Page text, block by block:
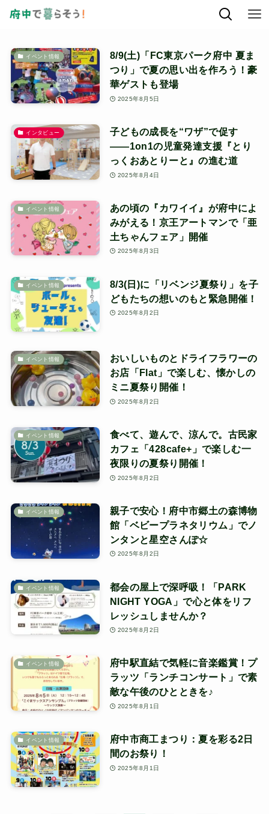
イベント情報
8/9(土)「FC東京パーク府中 夏ま
つり」で夏の思い出を作ろう！豪
華ゲストも登場
2025年8月5日
インタビュー
子どもの成長を“ワザ”で促す
――1on1の児童発達支援『とり
っくおあとりーと』の進む道
2025年8月4日
イベント情報
あの頃の『カワイイ』が府中によ
みがえる！京王アートマンで「亜
土ちゃんフェア」開催
2025年8月3日
イベント情報
8/3(日)に「リベンジ夏祭り」を子
どもたちの想いのもと緊急開催！
2025年8月2日
イベント情報
おいしいものとドライフラワーの
お店「Flat」で楽しむ、懐かしの
ミニ夏祭り開催！
2025年8月2日
イベント情報
食べて、遊んで、涼んで。古民家
カフェ「428cafe+」で楽しむ一
夜限りの夏祭り開催！
2025年8月2日
イベント情報
親子で安心！府中市郷土の森博物
館「ベビープラネタリウム」でノ
ンタンと星空さんぽ☆
2025年8月2日
イベント情報
都会の屋上で深呼吸！「PARK
NIGHT YOGA」で心と体をリフ
レッシュしませんか？
2025年8月2日
イベント情報
府中駅直結で気軽に音楽鑑賞！プ
ラッツ「ランチコンサート」で素
敵な午後のひとときを♪
2025年8月1日
イベント情報
府中市商工まつり：夏を彩る2日
間のお祭り！
2025年8月1日